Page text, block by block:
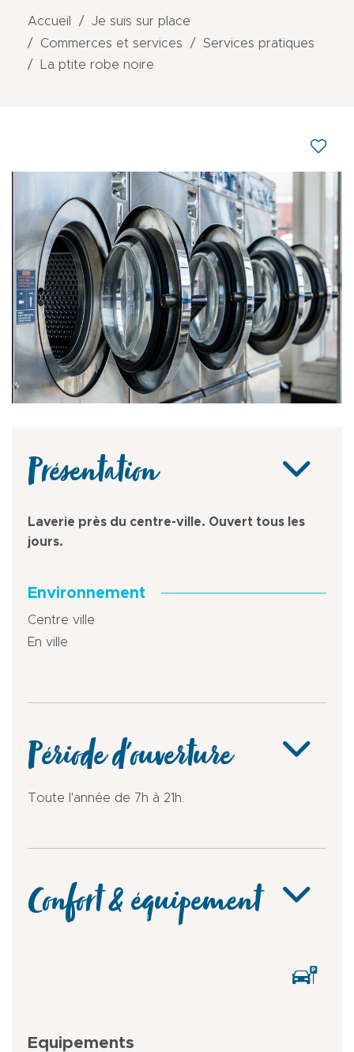
Accueil
Je suis sur place
Commerces et services
Services pratiques
La ptite robe noire
Présentation
Laverie près du centre-ville. Ouvert tous les
jours.
Environnement
Centre ville
En ville
Période d'ouverture
Toute l'année de 7h à 21h.
Confort & équipement
Equipements